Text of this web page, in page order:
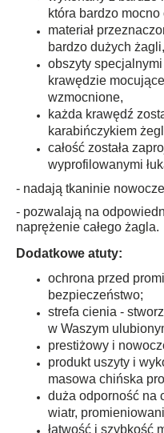
która bardzo mocno
materiał
bardzo dużych żagli,
obszyty
krawędzie
wzmocnione,
każda krawędź
karabińczykiem
całość została
wyprofilowanymi
- nadają tkaninie
- pozwalają na
naprężenie całego żagla.
Dodatkowe atuty:
ochrona przed
bezpieczeństwo;
strefa cienia -
w Waszym
prestiżowy i
produkt uszyty i
masowa chińska
duża odporność na
wiatr,
łatwość i szybkość